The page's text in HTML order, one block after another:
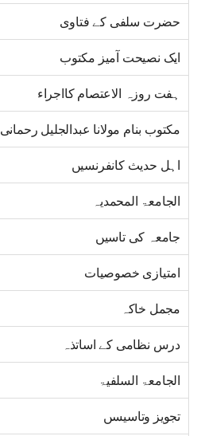
حضرت سلفی کے فتاوی
ایک نصیحت آمیز مکتوب
ہفت روزہ الاعتصام کااجراء
مکتوب بنام مولانا عبدالجلیل رحمانی
اہل حدیث کانفرنسیں
الجامعۃ المحمدیہ
جامعہ کی تاسیں
امتیازی خصوصیات
مجمل خاکہ
درس نظامی کے اساتذہ
الجامعۃ السلفیۃ
تجویز وتاسیسں